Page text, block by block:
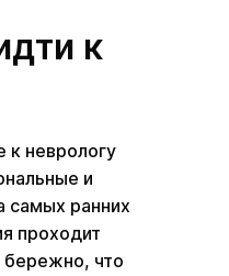
к
неврологу
и
самых ранних
проходит
бережно, что